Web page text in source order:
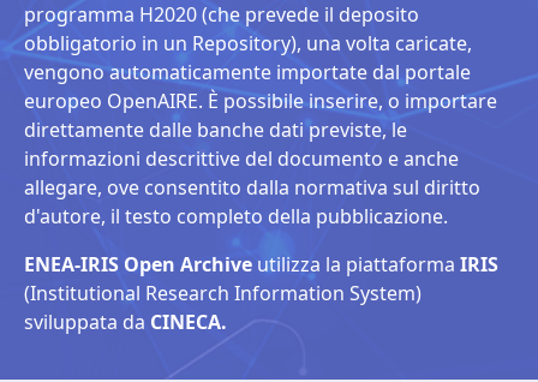
programma H2020 (che prevede il deposito
obbligatorio in un Repository), una volta caricate,
vengono automaticamente importate dal portale
europeo OpenAIRE. È possibile inserire, o importare
direttamente dalle banche dati previste, le
informazioni descrittive del documento e anche
allegare, ove consentito dalla normativa sul diritto
d'autore, il testo completo della pubblicazione.
ENEA-IRIS Open Archive utilizza la piattaforma IRIS
(Institutional Research Information System)
sviluppata da CINECA.